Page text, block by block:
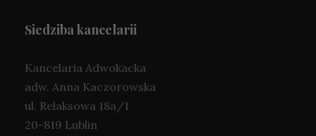
Siedziba kancelarii
Kancelaria Adwokacka
adw. Anna Kaczorowska
ul. Relaksowa 18a/1
20-819 Lublin